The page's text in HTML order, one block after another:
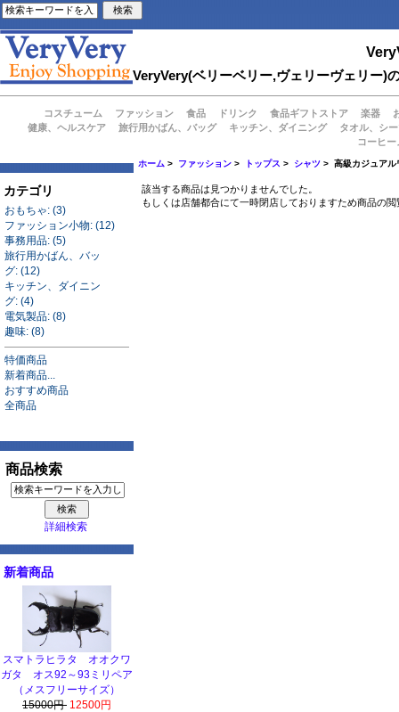
VeryVery(ベリーベリー,ヴェリーヴェリー)
コスチューム ファッション 食品 ドリンク 食品ギフトストア 楽器
健康、ヘルスケア
旅行用かばん、バッグ キッチン、ダイニング
タオル、シ
コーヒ
カテゴリ
おもちゃ: (3)
ファッション小物: (12)
事務用品: (5)
旅行用かばん、バッ
グ: (12)
キッチン、ダイニン
グ: (4)
電気製品: (8)
趣味: (8)
特価商品
新着商品...
おすすめ商品
全商品
商品検索
詳細検索
新着商品
スマトラヒラタ オオクワ
ガタ オス92～93ミリペア
（メスフリーサイズ）
15000円 12500円
ホーム > ファッション > トップス > シャツ > 高級カジュアル
該当する商品は見つかりませんでした。
もしくは店舗都合にて一時閉店しておりますため商品の